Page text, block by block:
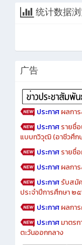
统计数据
广告
ประกาศผลกา
ประกาศรายชื่
แบบทวิวุฒิ (อาชีวศึก
ประกาศรายชื่
ประกาศผลกา
ประกาศรับสมั
ประจำปีการศึกษา ๒
ประกาศผลกา
ประกาศมาตร
ตะวันออกกลาง